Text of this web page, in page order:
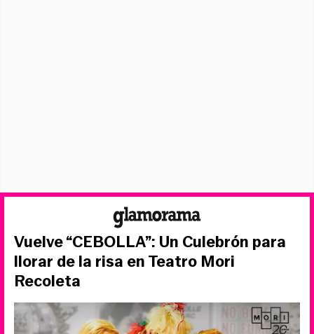
Vuelve “CEBOLLA”: Un Culebrón para
llorar de la risa en Teatro Mori
Recoleta